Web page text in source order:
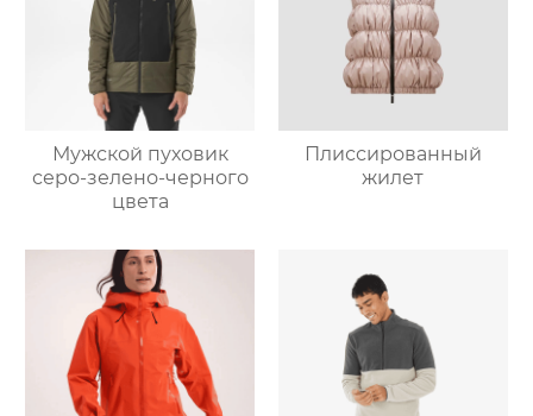
Мужской пуховик
серо-зелено-черного
цвета
Плиссированный
жилет